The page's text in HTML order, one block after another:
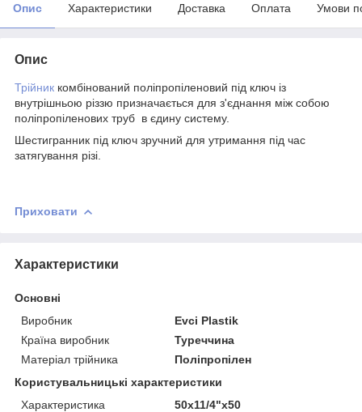
Опис Характеристики Доставка Оплата Умови
Опис
Трійник комбінований поліпропіленовий під ключ із
внутрішньою різзю призначається для з'єднання між собою
поліпропіленових труб в єдину систему.
Шестигранник під ключ зручний для утримання під час
затягування різі.
Приховати
Характеристики
Основні
Виробник
Evci Plastik
Країна виробник
Туреччина
Матеріал трійника
Поліпропілен
Користувальницькі характеристики
Характеристика
50х11/4"х50